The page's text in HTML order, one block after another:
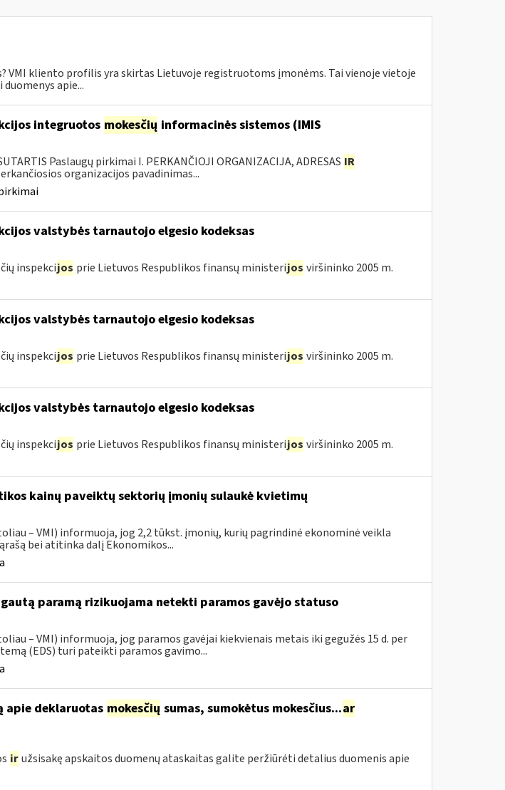
VMI kliento profilis yra skirtas Lietuvoje registruotoms įmonėms. Tai vienoje vietoje
apie...
integruotos mokesčių informacinės sistemos (IMIS
Paslaugų pirkimai I. PERKANČIOJI ORGANIZACIJA, ADRESAS IR
organizacijos pavadinimas...
valstybės tarnautojo elgesio kodeksas
inspekcijos prie Lietuvos Respublikos finansų ministerijos viršininko 2005 m.
valstybės tarnautojo elgesio kodeksas
inspekcijos prie Lietuvos Respublikos finansų ministerijos viršininko 2005 m.
valstybės tarnautojo elgesio kodeksas
inspekcijos prie Lietuvos Respublikos finansų ministerijos viršininko 2005 m.
kainų paveiktų sektorių įmonių sulaukė kvietimų
– VMI) informuoja, jog 2,2 tūkst. įmonių, kurių pagrindinė ekonominė veikla
bei atitinka dalį Ekonomikos...
paramą rizikuojama netekti paramos gavėjo statuso
– VMI) informuoja, jog paramos gavėjai kiekvienais metais iki gegužės 15 d. per
(EDS) turi pateikti paramos gavimo...
apie deklaruotas mokesčių sumas, sumokėtus mokesčius...ar
ir užsisakę apskaitos duomenų ataskaitas galite peržiūrėti detalius duomenis apie